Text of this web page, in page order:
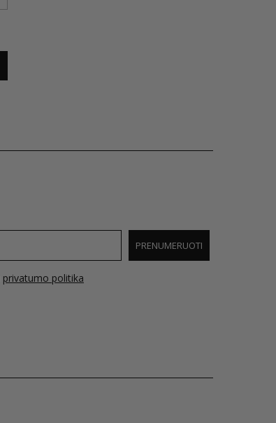
PRENUMERUOTI
privatumo politika